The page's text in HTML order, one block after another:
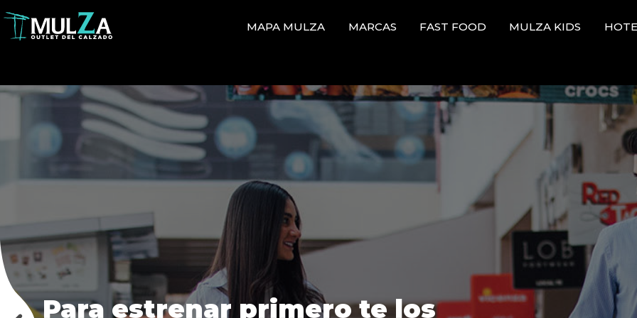
MAPA MULZA MARCAS FAST FOOD MULZA KIDS
Mulza
Outlet
del
Calzado
Para estrenar primero te los